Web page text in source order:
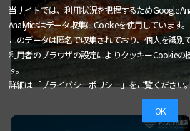
当サイトでは、利用状況を把握するためGoogle
Analyticsはデータ収集にCookieを使用しています。
このデータは匿名で収集されており、個人を識別
利用者のブラウザの設定によりクッキーCookieの
す。
詳細は「プライバシーポリシー」をご覧ください。
OK